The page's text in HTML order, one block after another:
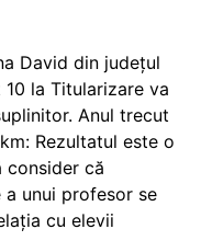
David din județul
la Titularizare va
Anul trecut
Rezultatul este o
consider că
unui profesor se
cu elevii